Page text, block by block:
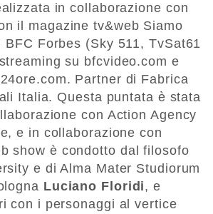
in collaborazione con
il magazine tv&web Siamo
Forbes (Sky 511, TvSat61
su bfcvideo.com e
Partner di Fabrica
Italia. Questa puntata è stata
con Action Agency
e in collaborazione con
show è condotto dal filosofo
e di Alma Mater Studiorum
Luciano Floridi, e
con i personaggi al vertice